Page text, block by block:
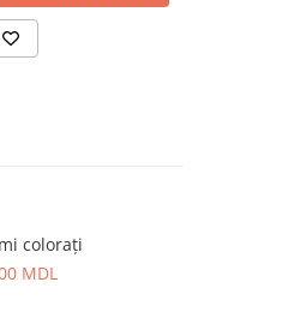
colorați
MDL